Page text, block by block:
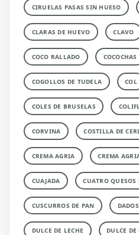
CIRUELAS PASAS SIN HUESO
CLARAS DE HUEVO CLAVO
COCO RALLADO COCOCHAS
COGOLLOS DE TUDELA COL
COLES DE BRUSELAS
CORVINA COSTILLA DE
CREMA AGRIA CREMA
CUAJADA CUATRO QUESOS
CUSCURROS DE PAN
DULCE DE LECHE DULCE DE